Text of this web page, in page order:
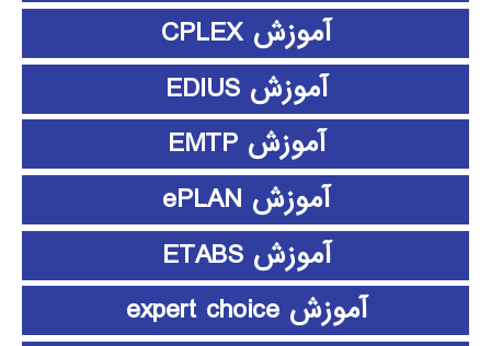
آموزش CPLEX
آموزش EDIUS
آموزش EMTP
آموزش ePLAN
آموزش ETABS
آموزش expert choice